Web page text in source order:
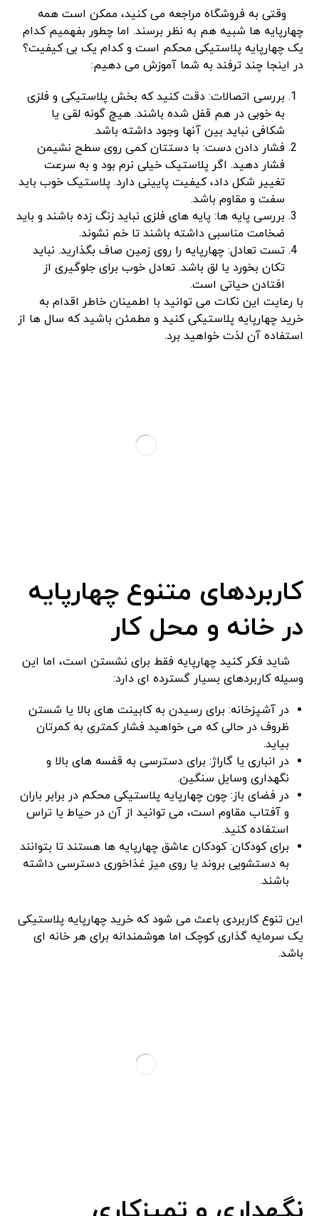
وقتی به فروشگاه مراجعه می‌ کنید، ممکن است همه
چهارپایه‌ ها شبیه هم به نظر برسند. اما چطور بفهمیم کدام
یک چهارپایه پلاستیکی محکم است و کدام یک بی ‌کیفیت؟
در اینجا چند ترفند به شما آموزش می ‌دهیم:
بررسی اتصالات: دقت کنید که بخش پلاستیکی و فلزی
به خوبی در هم قفل شده باشند. هیچ ‌گونه لقی یا
شکافی نباید بین آنها وجود داشته باشد.
فشار دادن دست: با دستتان کمی روی سطح نشیمن
فشار دهید. اگر پلاستیک خیلی نرم بود و به سرعت
تغییر شکل داد، کیفیت پایینی دارد. پلاستیک خوب باید
سفت و مقاوم باشد.
بررسی پایه‌ ها: پایه‌ های فلزی نباید زنگ ‌زده باشند و باید
ضخامت مناسبی داشته باشند تا خم نشوند.
تست تعادل: چهارپایه را روی زمین صاف بگذارید. نباید
تکان بخورد یا لق باشد. تعادل خوب برای جلوگیری از
افتادن حیاتی است.
با رعایت این نکات می ‌توانید با اطمینان خاطر اقدام به
خرید چهارپایه پلاستیکی کنید و مطمئن باشید که سال‌ ها از
استفاده آن لذت خواهید برد.
کاربردهای متنوع چهارپایه
در خانه و محل کار
شاید فکر کنید چهارپایه فقط برای نشستن است، اما این
وسیله کاربردهای بسیار گسترده ‌ای دارد:
در آشپزخانه: برای رسیدن به کابینت ‌های بالا یا شستن
ظروف در حالی که می ‌خواهید فشار کمتری به کمرتان
بیاید.
در انباری یا گاراژ: برای دسترسی به قفسه‌ های بالا و
نگهداری وسایل سنگین.
در فضای باز: چون چهارپایه پلاستیکی محکم در برابر باران
و آفتاب مقاوم است، می ‌توانید از آن در حیاط یا تراس
استفاده کنید.
برای کودکان: کودکان عاشق چهارپایه ‌ها هستند تا بتوانند
به دستشویی بروند یا روی میز غذاخوری دسترسی داشته
باشند.
این تنوع کاربردی باعث می ‌شود که خرید چهارپایه پلاستیکی
یک سرمایه‌ گذاری کوچک اما هوشمندانه برای هر خانه ‌ای
باشد.